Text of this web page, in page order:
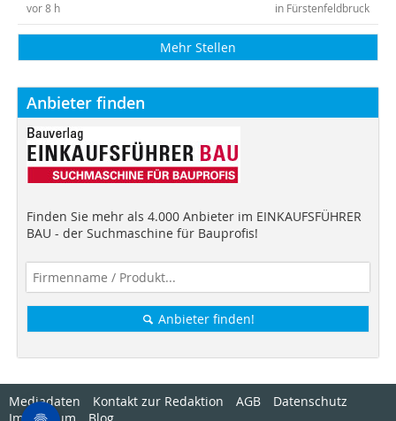
in Fürstenfeldbruck
vor 8 h
Mehr Stellen
Anbieter finden
Finden Sie mehr als 4.000 Anbieter im EINKAUFSFÜHRER
BAU - der Suchmaschine für Bauprofis!
Anbieter finden!
Mediadaten Kontakt zur Redaktion AGB
Datenschutz